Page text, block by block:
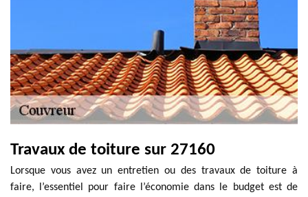
Travaux de toiture sur 27160
Lorsque vous avez un entretien ou des travaux de toiture à
faire, l’essentiel pour faire l’économie dans le budget est de